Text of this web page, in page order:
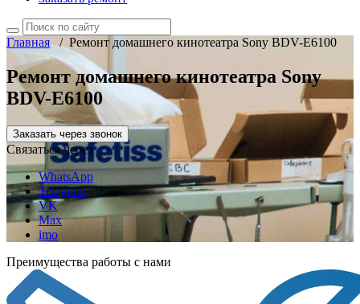
Главная/ Ремонт домашнего кинотеатра Sony BDV-E6100
Ремонт домашнего кинотеатра Sony
BDV-E6100
Заказать через звонок
Связаться через
WhatsApp
Telegram
VK
Max
imo
Преимущества работы с нами